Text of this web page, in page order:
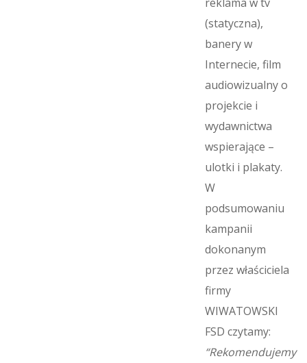
(statyczna),
banery w
Internecie, film
audiowizualny o
projekcie i
wydawnictwa
wspierające –
ulotki i plakaty.
W
podsumowaniu
kampanii
dokonanym
przez właściciela
firmy
WIWATOWSKI
FSD czytamy:
“Rekomendujemy